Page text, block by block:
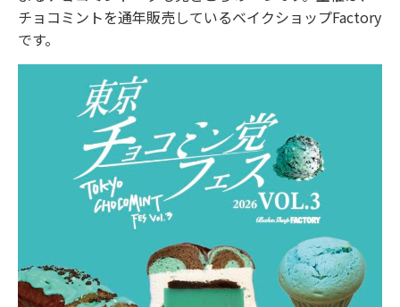
チョコミントを通年販売しているベイクショップFactory
です。